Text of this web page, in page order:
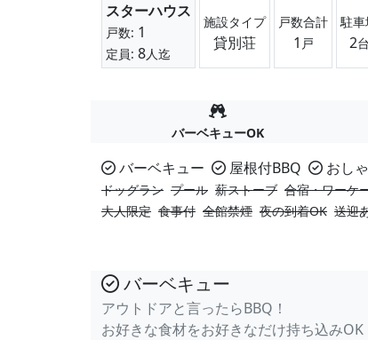
スターハウス
戸数: 1
定員: 8人迄
施設タイプ
貸別荘
戸数合計
1 戸
駐
2台
バーベキューOK
バーベキュー 屋根付BBQ おし
ドッグラン プール 薪ストーブ 合宿・ワーケ
大人限定 食事付 全館禁煙 夜の到着OK 送迎
バーベキュー
アウトドアと言ったらBBQ！
お好きな食材をお好きなだけ持ち込みOK